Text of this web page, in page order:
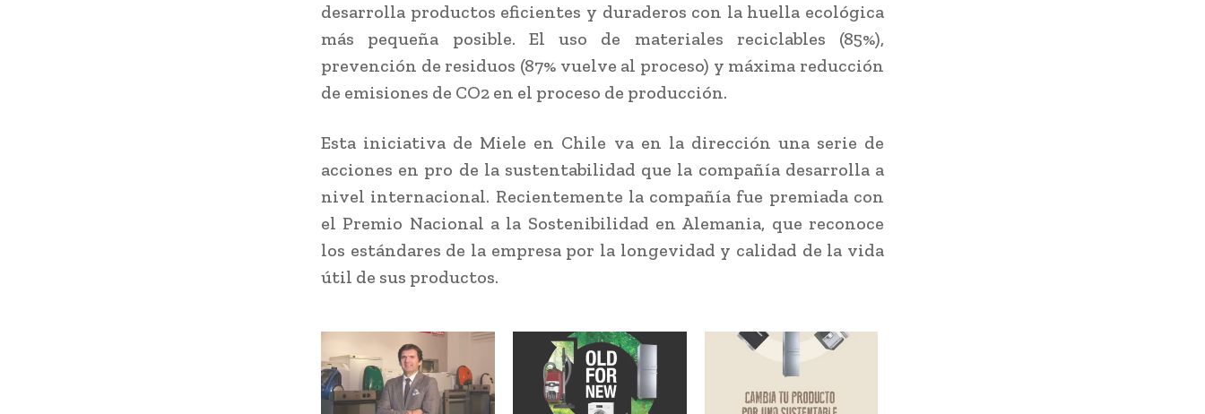
desarrolla productos eficientes y duraderos con la huella ecológica
más pequeña posible. El uso de materiales reciclables (85%),
prevención de residuos (87% vuelve al proceso) y máxima reducción
de emisiones de CO2 en el proceso de producción.
Esta iniciativa de Miele en Chile va en la dirección una serie de
acciones en pro de la sustentabilidad que la compañía desarrolla a
nivel internacional. Recientemente la compañía fue premiada con
el Premio Nacional a la Sostenibilidad en Alemania, que reconoce
los estándares de la empresa por la longevidad y calidad de la vida
útil de sus productos.